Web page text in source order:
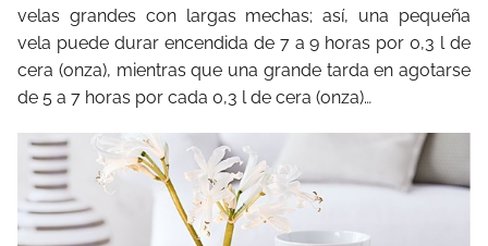
velas grandes con largas mechas; así, una pequeña
vela puede durar encendida de 7 a 9 horas por 0,3 l de
cera (onza), mientras que una grande tarda en agotarse
de 5 a 7 horas por cada 0,3 l de cera (onza)…